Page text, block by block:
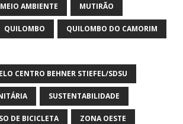
MEIO AMBIENTE MUTIRÃO
QUILOMBO QUILOMBO DO CAMORIM
CENTRO BEHNER STIEFEL/SDSU
SUSTENTABILIDADE
DE BICICLETA ZONA OESTE